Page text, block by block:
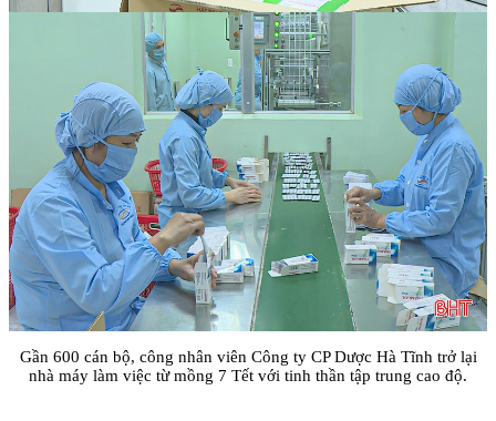
Gần 600 cán bộ, công nhân viên Công ty CP Dược Hà Tĩnh trở lại
nhà máy làm việc từ mồng 7 Tết với tinh thần tập trung cao độ.